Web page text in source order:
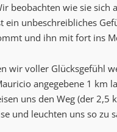
beobachten wie sie
ein unbeschreibliches
und ihn mit fort ins
wir voller Glücksgefühl
angegebene 1 km
uns den Weg (der 2,5
und leuchten uns so zu